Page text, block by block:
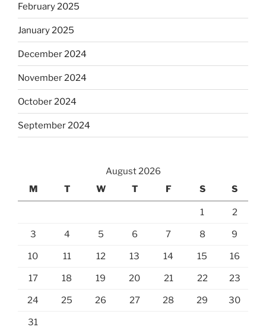
February 2025
January 2025
December 2024
November 2024
October 2024
September 2024
August 2026
M
T W T F S S
1 2
3 4 5 6 7 8 9
10 11 12 13 14 15 16
17 18 19 20 21 22 23
24 25 26 27 28 29 30
31